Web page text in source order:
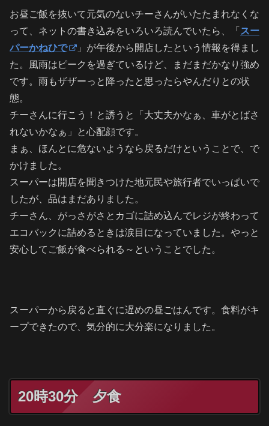
お昼ご飯を抜いて元気のないチーさんがいたたまれなくな
って、ネットの書き込みをいろいろ読んでいたら、「 スー
パーかねひで
」が午後から開店したという情報を得まし
た。風雨はピークを過ぎているけど、まだまだかなり強め
です。雨もザザーっと降ったと思ったらやんだりとの状
態。
チーさんに行こう！と誘うと「大丈夫かなぁ、車がとばさ
れないかなぁ」と心配顔です。
まぁ、ほんとに危ないようなら戻るだけということで、で
かけました。
スーパーは開店を聞きつけた地元民や旅行者でいっぱいで
したが、品はまだありました。
チーさん、がっさがさとカゴに詰め込んでレジが終わって
エコバックに詰めるときは涙目になっていました。やっと
安心してご飯が食べられる～ということでした。
スーパーから戻ると直ぐに遅めの昼ごはんです。食料がキ
ープできたので、気分的に大分楽になりました。
20時30分 夕食